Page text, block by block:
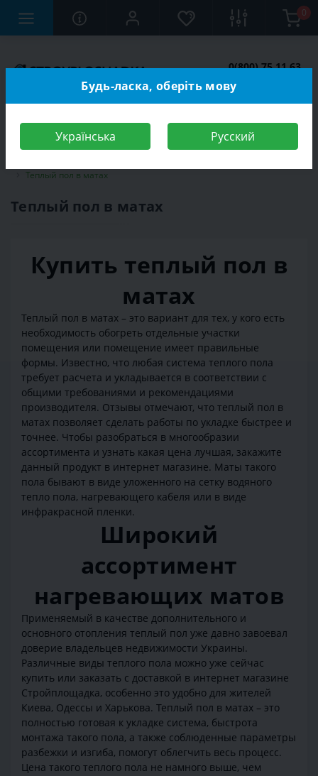
0
0(800) 75 11 63
Теплый пол в матах
Теплый пол в матах
Купить теплый пол в
матах
Теплый пол в матах – это вариант для тех, у кого есть
необходимость обогреть отдельные участки
помещения или помещение имеет правильные
формы. Известно, что любая система теплого пола
требует расчета и укладывается в соответствии с
общими требованиями и рекомендациями
производителя. Отзывы отмечают, что теплый пол в
матах позволяет сделать работы по укладке быстрее и
точнее. Чтобы разобраться в многообразии
ассортимента и узнать какая цена лучшая, закажите
данный продукт в интернет магазине. Маты такого
пола бывают в виде уложенного на сетку водяного
тепло пола, нагревающего кабеля или в виде
инфракрасной пленки.
Широкий
ассортимент
нагревающих матов
Применяемый в качестве дополнительного и
основного отопления теплый пол уже давно завоевал
доверие владельцев недвижимости Украины.
Различные виды теплого пола можно уже сейчас
купить или заказать с доставкой в интернет магазине
Стройплощадка, особенно это удобно для жителей
Киева, Одессы и Харькова. Теплый пол в матах – это
полностью готовая к укладке система, быстрота
монтажа такого пола, а также соблюденные параметры
разбежки и изгиба, помогут облегчить весь процесс.
Цена такого теплого пола не намного выше, чем
Будь-ласка, оберіть мову
Українська Русский